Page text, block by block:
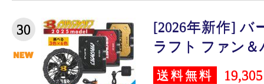
30
[2026年新作] バ
ラフト ファン＆
送料無料